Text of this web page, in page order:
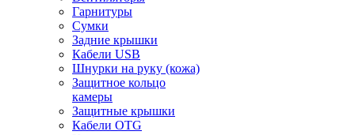
Гарнитуры
Сумки
Задние крышки
Кабели USB
Шнурки на руку (кожа)
Защитное кольцо
камеры
Защитные крышки
Кабели OTG